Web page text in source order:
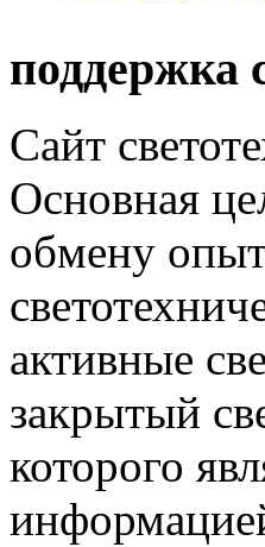
поддержка
Сайт
Основная
обмену
активные
закрытый
которого